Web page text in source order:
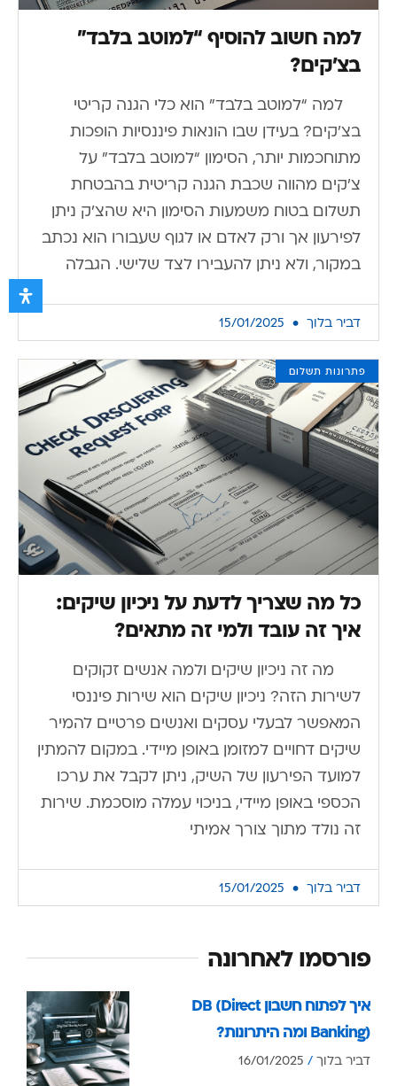
למה חשוב להוסיף “למוטב בלבד”
בצ’קים?
למה “למוטב בלבד” הוא כלי הגנה קריטי
בצ’קים? בעידן שבו הונאות פיננסיות הופכות
מתוחכמות יותר, הסימון “למוטב בלבד” על
צ’קים מהווה שכבת הגנה קריטית בהבטחת
תשלום בטוח. משמעות הסימון היא שהצ’ק ניתן
לפירעון אך ורק לאדם או לגוף שעבורו הוא נכתב
במקור, ולא ניתן להעבירו לצד שלישי. הגבלה
דביר בלוך
פתרונות תשלום
כל מה שצריך לדעת על ניכיון שיקים:
איך זה עובד ולמי זה מתאים?
מה זה ניכיון שיקים ולמה אנשים זקוקים
לשירות הזה? ניכיון שיקים הוא שירות פיננסי
המאפשר לבעלי עסקים ואנשים פרטיים להמיר
שיקים דחויים למזומן באופן מיידי. במקום להמתין
למועד הפירעון של השיק, ניתן לקבל את ערכו
הכספי באופן מיידי, בניכוי עמלה מוסכמת. שירות
זה נולד מתוך צורך אמיתי
דביר בלוך
פורסמו לאחרונה
איך לפתוח חשבון DB (Direct
Banking) ומה היתרונות?
דביר בלוך